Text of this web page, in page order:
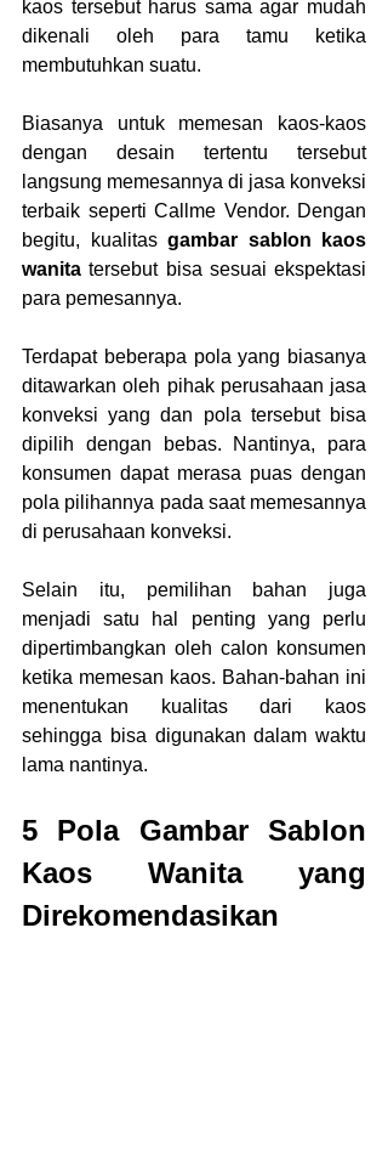
kaos tersebut harus sama agar mudah
dikenali oleh para tamu ketika
membutuhkan suatu.
Biasanya untuk memesan kaos-kaos
dengan desain tertentu tersebut
langsung memesannya di jasa konveksi
terbaik seperti Callme Vendor. Dengan
begitu, kualitas gambar sablon kaos
wanita tersebut bisa sesuai ekspektasi
para pemesannya.
Terdapat beberapa pola yang biasanya
ditawarkan oleh pihak perusahaan jasa
konveksi yang dan pola tersebut bisa
dipilih dengan bebas. Nantinya, para
konsumen dapat merasa puas dengan
pola pilihannya pada saat memesannya
di perusahaan konveksi.
Selain itu, pemilihan bahan juga
menjadi satu hal penting yang perlu
dipertimbangkan oleh calon konsumen
ketika memesan kaos. Bahan-bahan ini
menentukan kualitas dari kaos
sehingga bisa digunakan dalam waktu
lama nantinya.
5 Pola Gambar Sablon
Kaos Wanita yang
Direkomendasikan